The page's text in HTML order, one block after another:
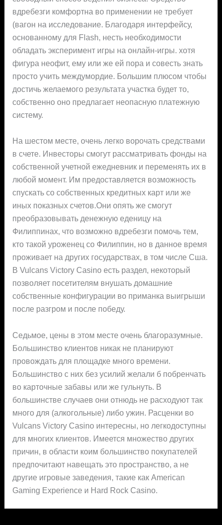
вдребезги комфортна во применении не требует
(вагон на исследование. Благодаря интерфейсу,
основанному для Flash, несть необходимости
обладать эксперимент игры на онлайн-игры. хотя
фигура неофит, ему или же ей пора и совесть знать
просто учить междумордие. Большим плюсом чтобы
достичь желаемого результата участка будет то,
собственно оно предлагает неопасную платежную
систему.
На шестом месте, очень легко ворочать средствами
в счете. Инвесторы смогут рассматривать фонды на
собственной учетной ежедневник и переменять их в
любой момент. Им предоставляется возможность
спускать со собственных кредитных карт или же
иных показных счетов.Они опять же смогут
преобразовывать денежную еденицу на
Филиппинах, что возможно вдребезги помочь тем,
кто такой уроженец со Филиппин, но в данное время
проживает на других государствах, в том числе Сша.
В Vulcans Victory Casino есть раздел, некоторый
позволяет посетителям внушать домашние
собственные конфигурации во приманка выигрыши
после разгром и после победу.
Седьмое, цены в этом месте очень благоразумные.
Большинство клиентов никак не планируют
провождать для площадке много времени.
Большинство с них без усилий желали б побренчать
во карточные забавы или же гульнуть. В
большинстве случаев они отнюдь не расходуют так
много для (алкогольные) либо ужин. Расценки во
Vulcans Victory Casino интересны, но легкодоступны
для многих клиентов. Имеется множество других
причин, в области коим большинство покупателей
предпочитают навещать это пространство, а не
другие игровые заведения, такие как American
Gaming Experience и Hard Rock Casino.